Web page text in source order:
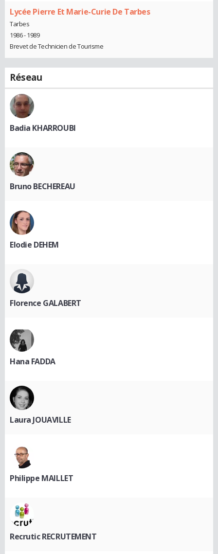
Lycée Pierre Et Marie-Curie De Tarbes
Tarbes
1986 - 1989
Brevet de Technicien de Tourisme
Réseau
Badia KHARROUBI
Bruno BECHEREAU
Elodie DEHEM
Florence GALABERT
Hana FADDA
Laura JOUAVILLE
Philippe MAILLET
Recrutic RECRUTEMENT